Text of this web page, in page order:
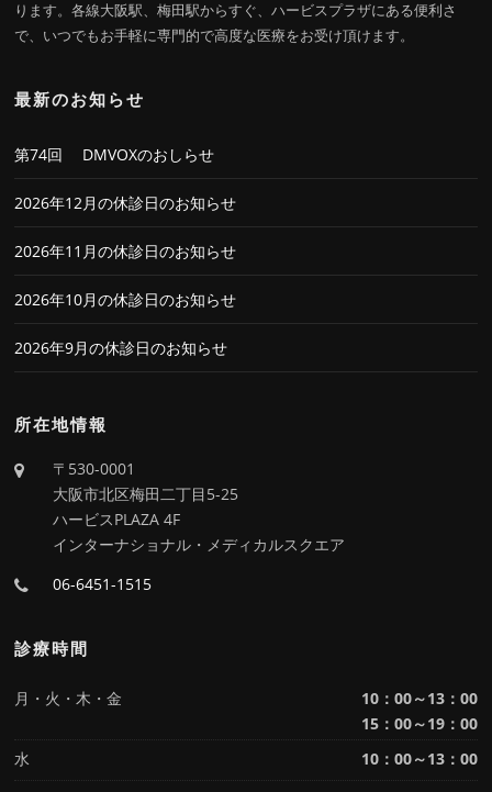
ります。各線大阪駅、梅田駅からすぐ、ハービスプラザにある便利さ
で、いつでもお手軽に専門的で高度な医療をお受け頂けます。
最新のお知らせ
第74回 DMVOXのおしらせ
2026年12月の休診日のお知らせ
2026年11月の休診日のお知らせ
2026年10月の休診日のお知らせ
2026年9月の休診日のお知らせ
所在地情報
〒530-0001
大阪市北区梅田二丁目5-25
ハービスPLAZA 4F
インターナショナル・メディカルスクエア
06-6451-1515
診療時間
月・火・木・金
10：00～13：00
15：00～19：00
水
10：00～13：00